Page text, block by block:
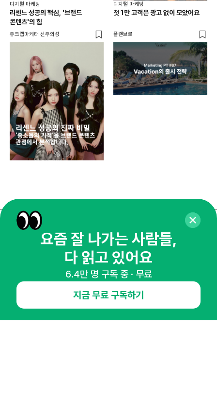
디지털 마케팅
리센느 성공의 핵심, '브랜드
콘텐츠'의 힘
유크랩마케터 선우의성
디지털 마케팅
첫 1만 고객은 광고 없이 모았어요
플랜브로
매주 화요일 아침,
마케팅 감각을 깨워 드릴게요!
65,043명의 마케터를 성장시키는 뉴스레터
요즘 잘 나가는 사람들,
다 읽고 있어요
6.4만 명 구독 중 · 무료
지금 무료 구독하기